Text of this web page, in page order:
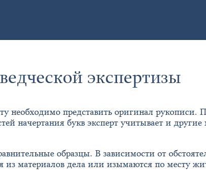
экспертизы
необходимо представить оригинал
начертания букв эксперт учитывает и
образцы. В зависимости от
из материалов дела или изымаются по месту